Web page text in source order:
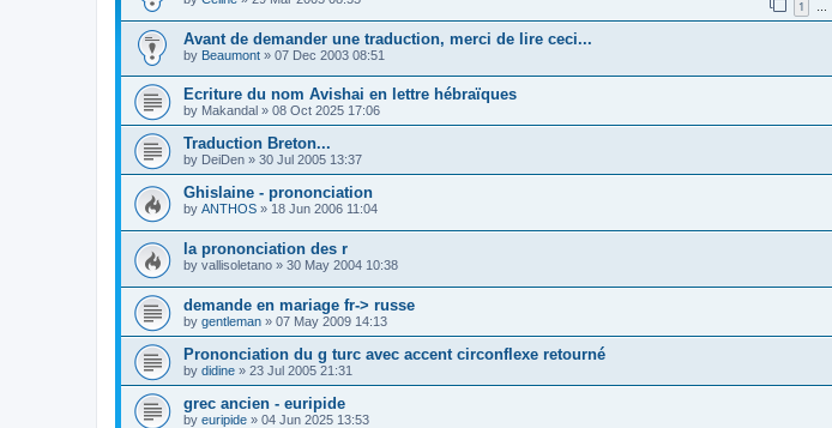
1 …
Avant de demander une traduction, merci de lire ceci...
by Beaumont » 07 Dec 2003 08:51
Ecriture du nom Avishai en lettre hébraïques
by Makandal » 08 Oct 2025 17:06
Traduction Breton...
by DeiDen » 30 Jul 2005 13:37
Ghislaine - prononciation
by ANTHOS » 18 Jun 2006 11:04
la prononciation des r
by vallisoletano » 30 May 2004 10:38
demande en mariage fr-> russe
by gentleman » 07 May 2009 14:13
Prononciation du g turc avec accent circonflexe retourné
by didine » 23 Jul 2005 21:31
grec ancien - euripide
by euripide » 04 Jun 2025 13:53